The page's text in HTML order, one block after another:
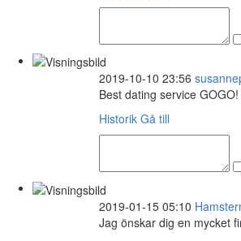
2019-10-10 23:56
Best dating service GOGO!
Historik Gå till
2019-01-15 05:10
Jag önskar dig en mycket